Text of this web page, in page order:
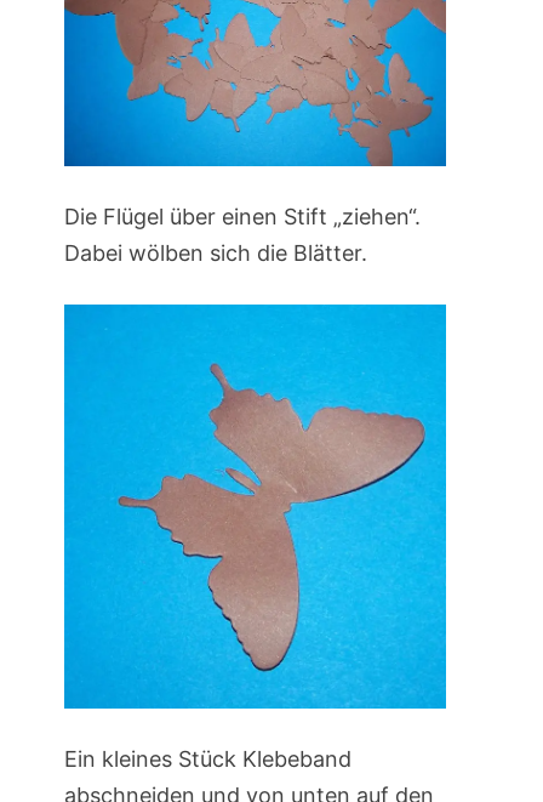
Die Flügel über einen Stift „ziehen“.
Dabei wölben sich die Blätter.
Ein kleines Stück Klebeband
abschneiden und von unten auf den